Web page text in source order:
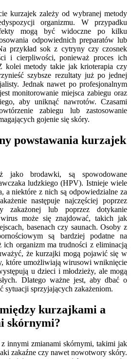
kurzajek zależy od wybranej metody
organizmu. W przypadku
mogą być widoczne po kilku
odpowiednich preparatów lub
przykład sok z cytryny czy czosnek
i cierpliwości, ponieważ proces ich
kolei metody takie jak krioterapia czy
szybsze rezultaty już po jednej
Jednak nawet po profesjonalnym
monitorowanie miejsca zabiegu oraz
aby uniknąć nawrotów. Czasami
zabiegu lub zastosowanie
gojenie się skóry.
powstawania kurzajek
jako brodawki, są spowodowane
ludzkiego (HPV). Istnieje wiele
a niektóre z nich są odpowiedzialne za
następuje najczęściej poprzez
zakażonej lub poprzez dotykanie
może się znajdować, takich jak
basenach czy saunach. Osoby z
są bardziej podatne na
organizm ma trudności z eliminacją
że kurzajki mogą pojawić się w
które umożliwiają wirusowi wniknięcie
u dzieci i młodzieży, ale mogą
Dlatego ważne jest, aby dbać o
sytuacji sprzyjających zakażeniom.
kurzajkami a
skórnymi?
innymi zmianami skórnymi, takimi jak
zakaźne czy nawet nowotwory skóry.